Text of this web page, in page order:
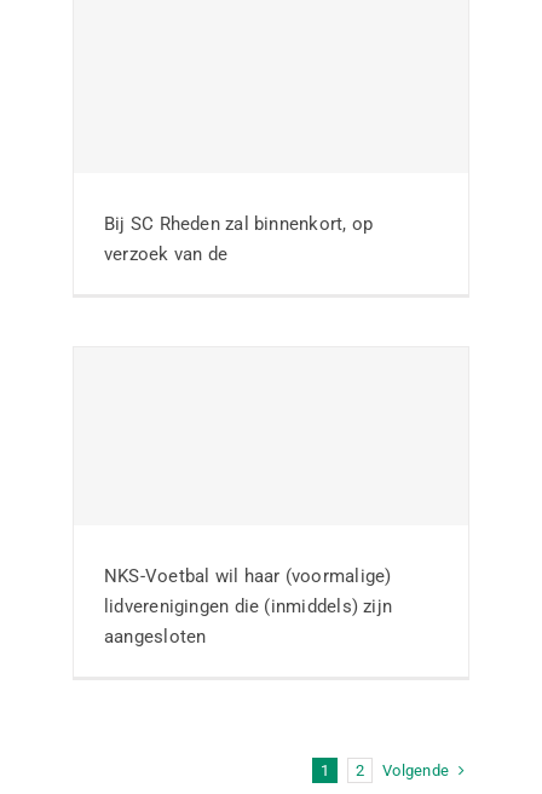
Bij SC Rheden zal binnenkort, op
verzoek van de
locatie van de club
NKS-Voetbal wil haar (voormalige)
lidverenigingen die (inmiddels) zijn
aangesloten
1 2 Volgende